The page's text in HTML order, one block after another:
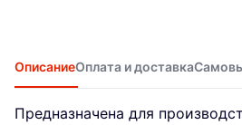
ОписаниеОплата и доставка
Предназначена для